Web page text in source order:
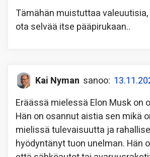
Tämähän muistuttaa
ota selvää itse pääpirukaan..
Kai Nyman sanoo:
Eräässä mielessä Elon Musk on
Hän on osannut aistia sen mikä
mielissä tulevaisuutta ja
hyödyntänyt tuon unelman. Hän